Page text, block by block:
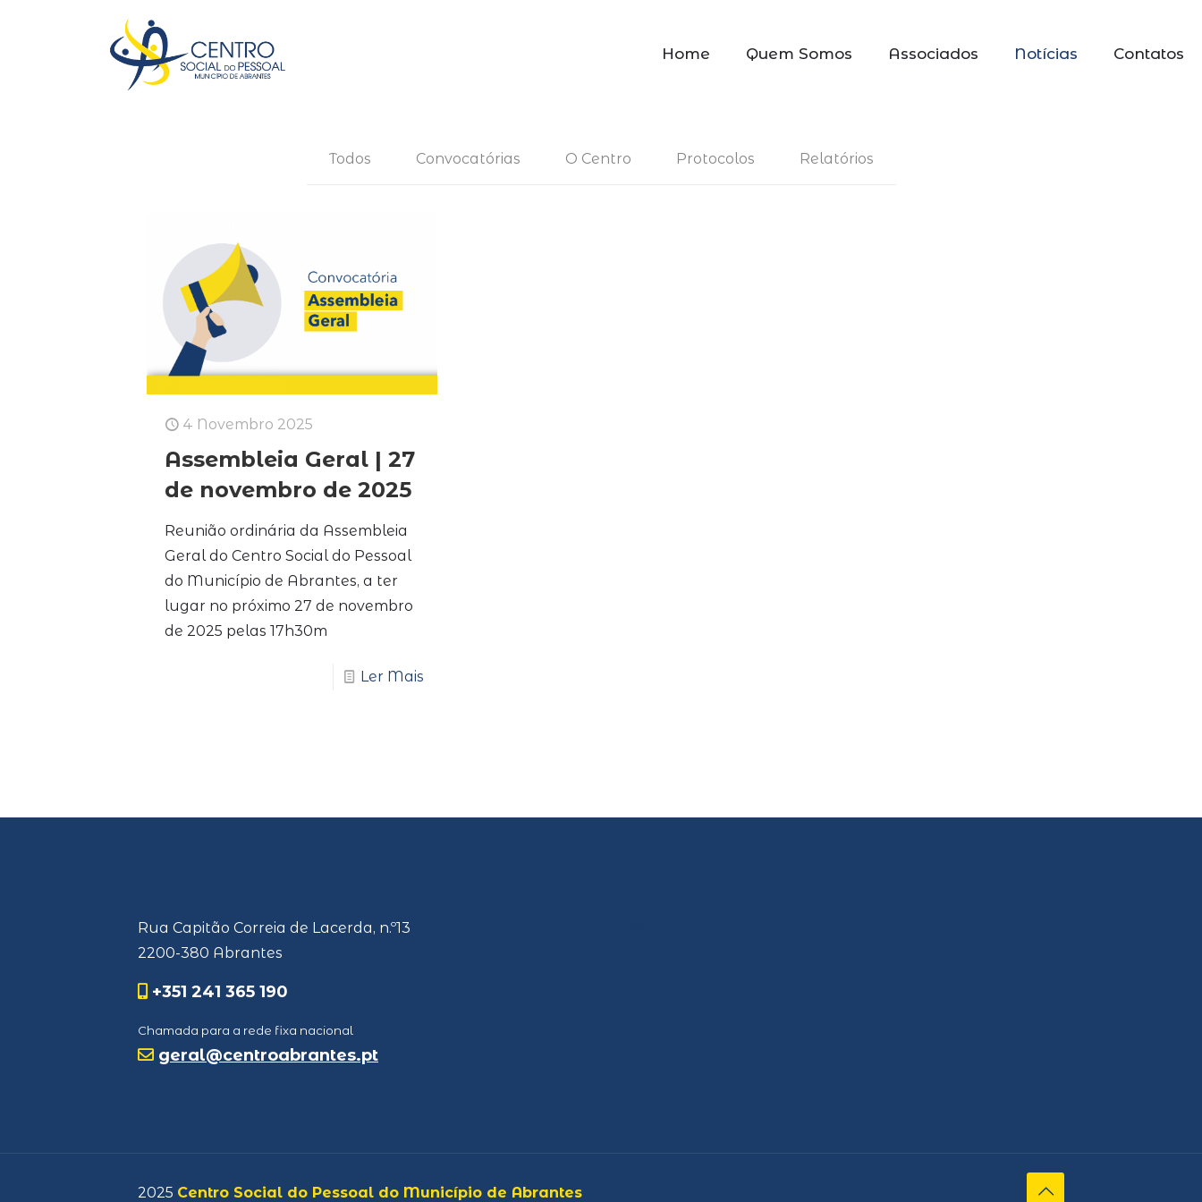
Home Quem Somos Associados Notícias Contatos
Todos Convocatórias O Centro Protocolos Relatórios
4 Novembro 2025
Assembleia Geral | 27
de novembro de 2025
Reunião ordinária da Assembleia
Geral do Centro Social do Pessoal
do Município de Abrantes, a ter
lugar no próximo 27 de novembro
de 2025 pelas 17h30m
Ler Mais
Rua Capitão Correia de Lacerda, n.º13
2200-380 Abrantes
+351 241 365 190
Chamada para a rede fixa nacional
geral@centroabrantes.pt
2025 Centro Social do Pessoal do Município de Abrantes